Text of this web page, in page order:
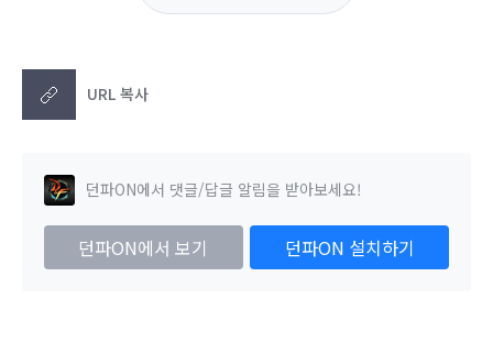
URL 복사
던파ON에서 댓글/답글 알림을 받아보세요!
던파ON에서 보기 던파ON 설치하기